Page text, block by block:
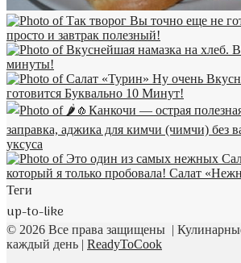
Теги
up-to-like
© 2026 Все права защищены |
каждый день | ReadyToCook